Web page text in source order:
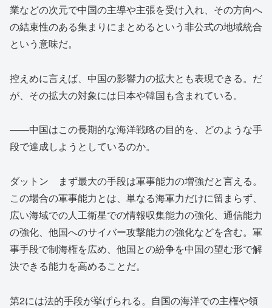
業などの次元で中国の主導や主張を受け入れ、その方向へ
の結束性のある集まりにまとめるという非公式の地域統合
という意味だ。
控えめに言えば、中国の影響力の拡大とも表現できる。だ
が、その拡大の対象には日本や韓国も含まれている。
――中国はこの長期的な海洋戦略の目的を、どのような手
段で達成しようとしているのか。
ダットン まず最大の手段は軍事能力の増強だと言える。
この場合の軍事能力とは、単なる海軍力だけに留まらず、
広い海域での人工衛星での情報収集能力の強化、通信能力
の強化、他国へのサイバー攻撃能力の強化などを含む。軍
事手段で制海権を広め、他国との紛争を中国の望む形で解
決できる能力を高めることだ。
第2には法的手段が挙げられる。自国の海洋での主権や領